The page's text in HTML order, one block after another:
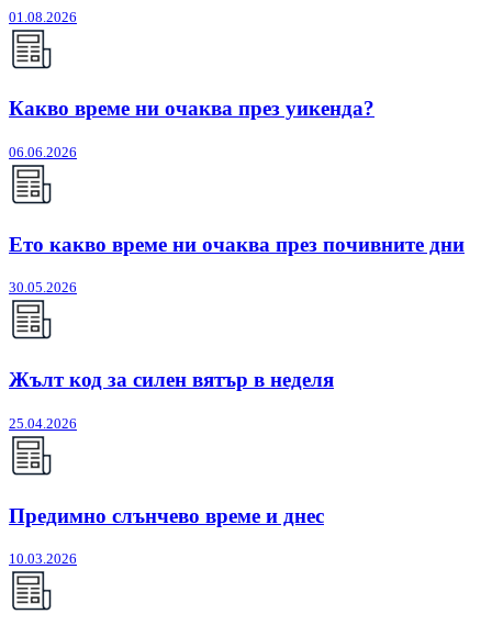
01.08.2026
Какво време ни очаква през уикенда?
06.06.2026
Ето какво време ни очаква през почивните дни
30.05.2026
Жълт код за силен вятър в неделя
25.04.2026
Предимно слънчево време и днес
10.03.2026